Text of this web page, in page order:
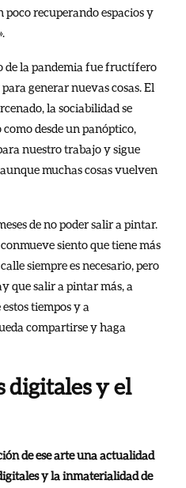
recuperando espacios y
de la pandemia fue fructífero
generar nuevas cosas. El
la sociabilidad se
desde un panóptico,
nuestro trabajo y sigue
muchas cosas vuelven
de no poder salir a pintar.
siento que tiene más
siempre es necesario, pero
que salir a pintar más, a
tiempos y a
compartirse y haga
digitales y el
de ese arte una actualidad
y la inmaterialidad de